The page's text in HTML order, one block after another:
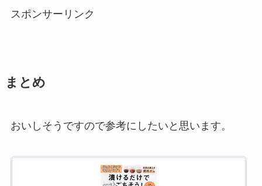
スポンサーリンク
まとめ
おいしそうですので参考にしたいと思います。